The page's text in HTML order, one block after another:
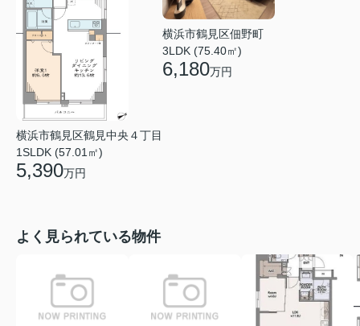
横浜市鶴見区鶴見中央４丁目
1SLDK (57.01㎡)
5,390万円
横浜市鶴見区佃野町
3LDK (75.40㎡)
6,180万円
よく見られている物件